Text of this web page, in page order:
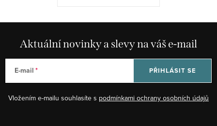
u
Aktuální novinky a slevy na váš e-mail
E-mail
Vložením e-mailu souhlasíte s podmínkami ochrany osobních údajů
PŘIHLÁSIT SE